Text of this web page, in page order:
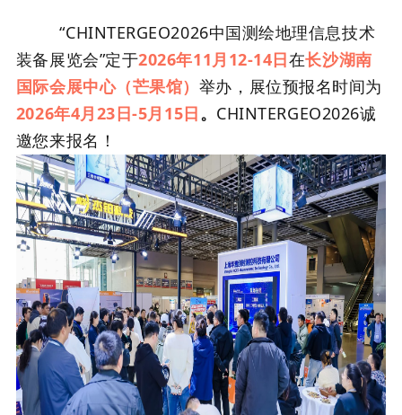
“CHINTERGEO2026中国测绘地理信息技术
装备展览会”定于2026年11月12-14日在长沙湖南
国际会展中心（芒果馆） 举办，展位预报名时间为
2026年4月23日-5月15日。 CHINTERGEO2026诚
邀您来报名！